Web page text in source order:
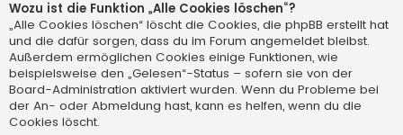
Wozu ist die Funktion „Alle Cookies löschen“?
„Alle Cookies löschen“ löscht die Cookies, die phpBB erstellt hat
und die dafür sorgen, dass du im Forum angemeldet bleibst.
Außerdem ermöglichen Cookies einige Funktionen, wie
beispielsweise den „Gelesen“-Status – sofern sie von der
Board-Administration aktiviert wurden. Wenn du Probleme bei
der An- oder Abmeldung hast, kann es helfen, wenn du die
Cookies löscht.